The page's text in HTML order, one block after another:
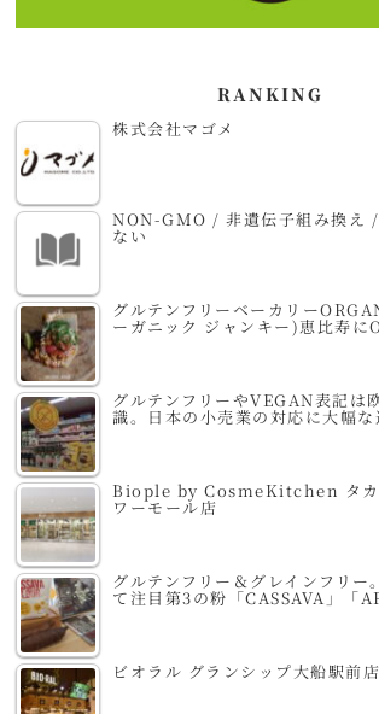
RANKING
株式会社マゴメ
NON-GMO / 非遺伝子組み換え
ない
グルテンフリーベーカリー
ーガニック ジャンキー)恵比寿に
グルテンフリーやVEGAN表記は
識。日本の小売業の対応に大幅な
Biople by CosmeKitchen タカ
ワーモール店
グルテンフリー＆グレインフリー
て注目第3の粉「CASSAVA」「
ビオラル グランシップ大船駅前